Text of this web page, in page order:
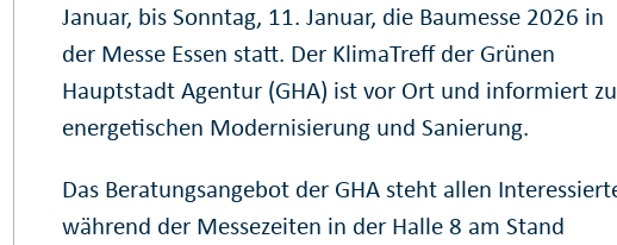
Januar, bis Sonntag, 11. Januar, die Baumesse 2026 in
der Messe Essen statt. Der KlimaTreff der Grünen
Hauptstadt Agentur (GHA) ist vor Ort und informiert
energetischen Modernisierung und Sanierung.
Das Beratungsangebot der GHA steht allen
während der Messezeiten in der Halle 8 am Stand